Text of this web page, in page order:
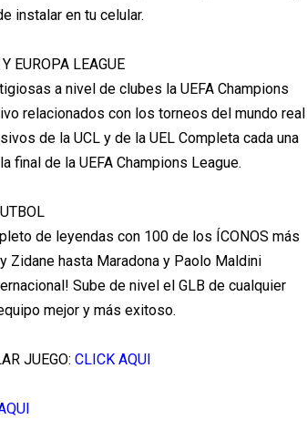
instalar en tu celular.
EUROPA LEAGUE
a nivel de clubes la UEFA Champions
relacionados con los torneos del mundo real
de la UCL y de la UEL Completa cada una
de la UEFA Champions League.
de leyendas con 100 de los ÍCONOS más
hasta Maradona y Paolo Maldini
Sube de nivel el GLB de cualquier
mejor y más exitoso.
JUEGO: CLICK AQUI